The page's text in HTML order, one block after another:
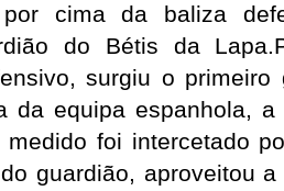
cima da baliza
do Bétis da
surgiu o
da equipa espanhola,
foi intercetado
guardião, aproveitou